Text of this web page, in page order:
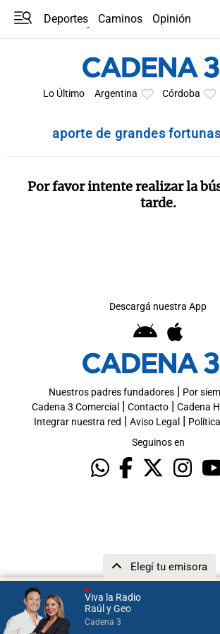
Viva la Radio
Raúl y Geo
Cadena 3
Elegí tu emisora
Deportes Caminos
Opinión
Lo Último Argentina Córdoba
aporte de grandes
Por favor intente realizar la
tarde.
Descargá nuestra App
Nuestros padres fundadores| Por
Cadena 3 Comercial | Contacto| Cadena
Integrar nuestra red | Aviso Legal |
Seguinos en